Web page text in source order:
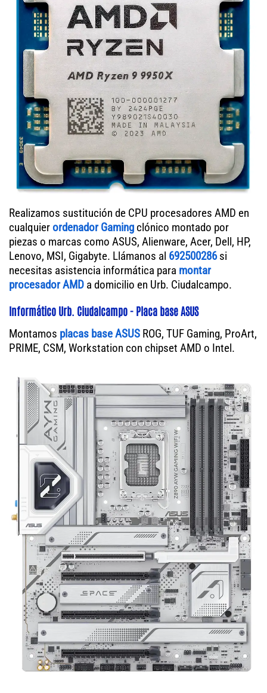
Realizamos sustitución de CPU procesadores AMD en
cualquierordenador Gaming clónico montado por
piezas o marcas como ASUS, Alienware, Acer, Dell, HP,
Lenovo, MSI, Gigabyte. Llámanos al 692500286si
necesitas asistencia informática para montar
procesador AMD a domicilio en Urb. Ciudalcampo.
Informático Urb. Ciudalcampo - Placa base ASUS
Montamos placas base ASUS ROG, TUF Gaming, ProArt,
PRIME, CSM, Workstation con chipset AMD o Intel.